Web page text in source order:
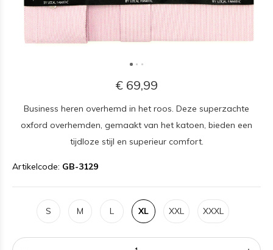
€ 69,99
Business heren overhemd in het roos. Deze superzachte
oxford overhemden, gemaakt van het katoen, bieden een
tijdloze stijl en superieur comfort.
Artikelcode: GB-3129
S M L XL XXL XXXL